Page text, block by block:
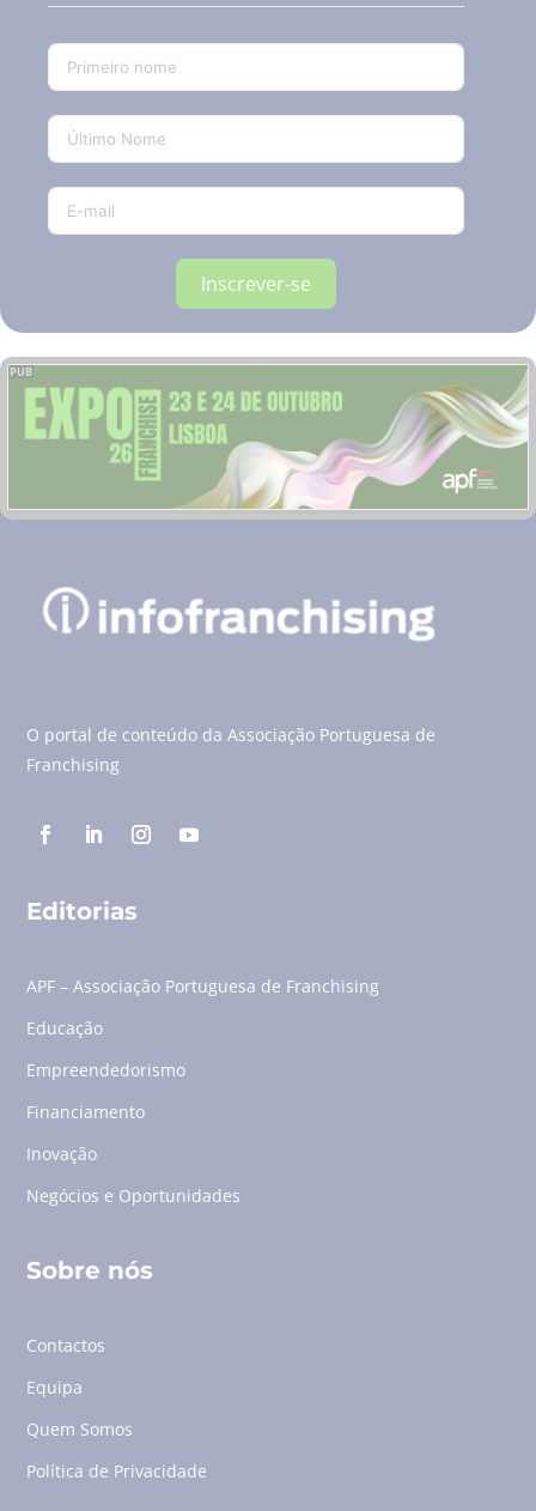
Inscrever-se
PUB
O portal de conteúdo da Associação Portuguesa de
Franchising
Editorias
APF – Associação Portuguesa de Franchising
Educação
Empreendedorismo
Financiamento
Inovação
Negócios e Oportunidades
Sobre nós
Contactos
Equipa
Quem Somos
Política de Privacidade